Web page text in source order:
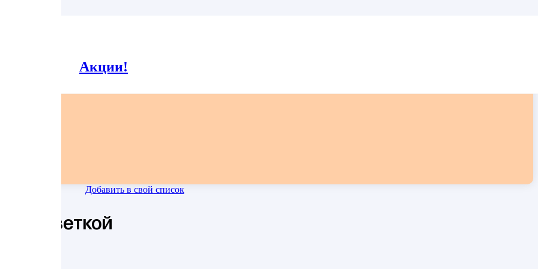
Акции!
Заявленный вес может отличаться от реального на +-5%.
Все фото блюд являются выставочными образцами и могут незначительно отличаться.
Добавить в свой список
креветкой